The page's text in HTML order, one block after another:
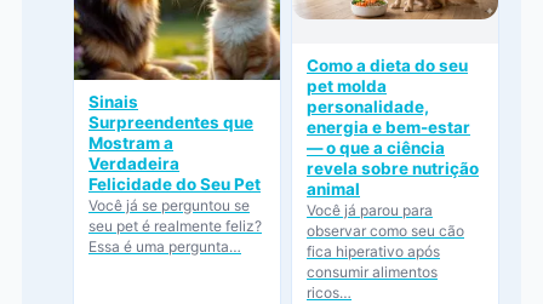
Sinais
Surpreendentes que
Mostram a
Verdadeira
Felicidade do Seu Pet
Você já se perguntou se
seu pet é realmente feliz?
Essa é uma pergunta…
Como a dieta do seu
pet molda
personalidade,
energia e bem-estar
— o que a ciência
revela sobre nutrição
animal
Você já parou para
observar como seu cão
fica hiperativo após
consumir alimentos
ricos…